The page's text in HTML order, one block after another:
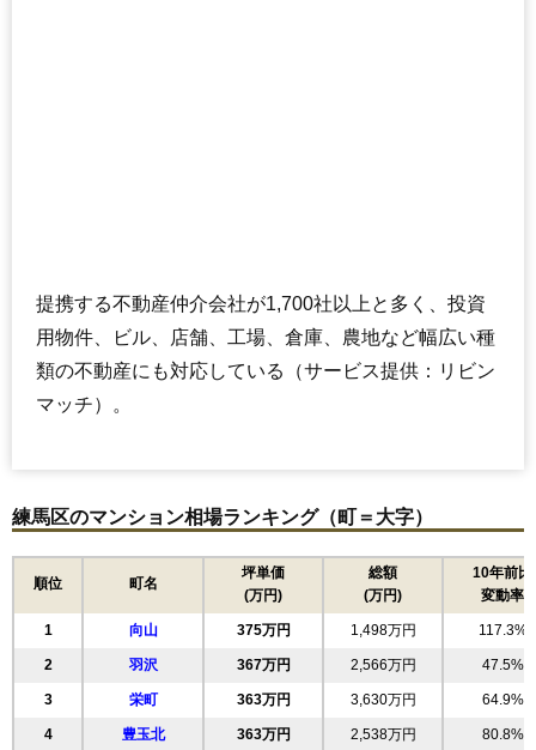
提携する不動産仲介会社が1,700社以上と多く、投資
用物件、ビル、店舗、工場、倉庫、農地など幅広い種
類の不動産にも対応している（サービス提供：リビン
マッチ）。
練馬区のマンション相場ランキング（町＝大字）
順位 町名
坪単価
(万円)
総額
(万円)
10年前比
変動率
1 向山 375万円 1,498万円 117.3%
2 羽沢 367万円 2,566万円 47.5%
3 栄町 363万円 3,630万円 64.9%
4 豊玉北 363万円 2,538万円 80.8%